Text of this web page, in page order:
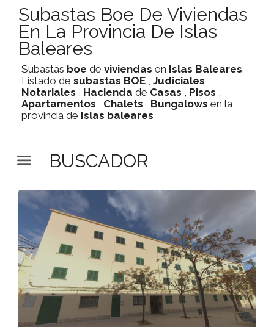
Subastas Boe De Viviendas
En La Provincia De Islas
Baleares
Subastas boe de viviendas en Islas Baleares.
Listado de subastas BOE , Judiciales ,
Notariales , Hacienda de Casas , Pisos ,
Apartamentos , Chalets , Bungalows en la
provincia de Islas baleares
BUSCADOR